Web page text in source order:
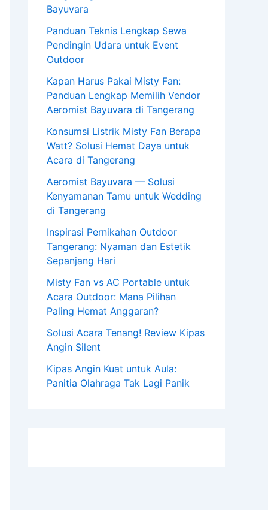
Bayuvara
Panduan Teknis Lengkap Sewa
Pendingin Udara untuk Event
Outdoor
Kapan Harus Pakai Misty Fan:
Panduan Lengkap Memilih Vendor
Aeromist Bayuvara di Tangerang
Konsumsi Listrik Misty Fan Berapa
Watt? Solusi Hemat Daya untuk
Acara di Tangerang
Aeromist Bayuvara — Solusi
Kenyamanan Tamu untuk Wedding
di Tangerang
Inspirasi Pernikahan Outdoor
Tangerang: Nyaman dan Estetik
Sepanjang Hari
Misty Fan vs AC Portable untuk
Acara Outdoor: Mana Pilihan
Paling Hemat Anggaran?
Solusi Acara Tenang! Review Kipas
Angin Silent
Kipas Angin Kuat untuk Aula:
Panitia Olahraga Tak Lagi Panik